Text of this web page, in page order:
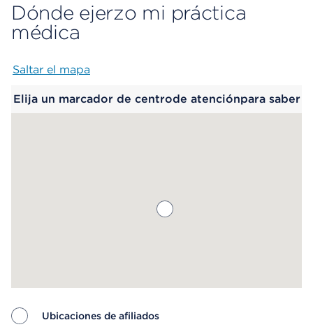
Dónde ejerzo mi práctica
médica
Saltar el mapa
Elija un marcador de centrode atenciónpara saber
Ubicaciones de afiliados